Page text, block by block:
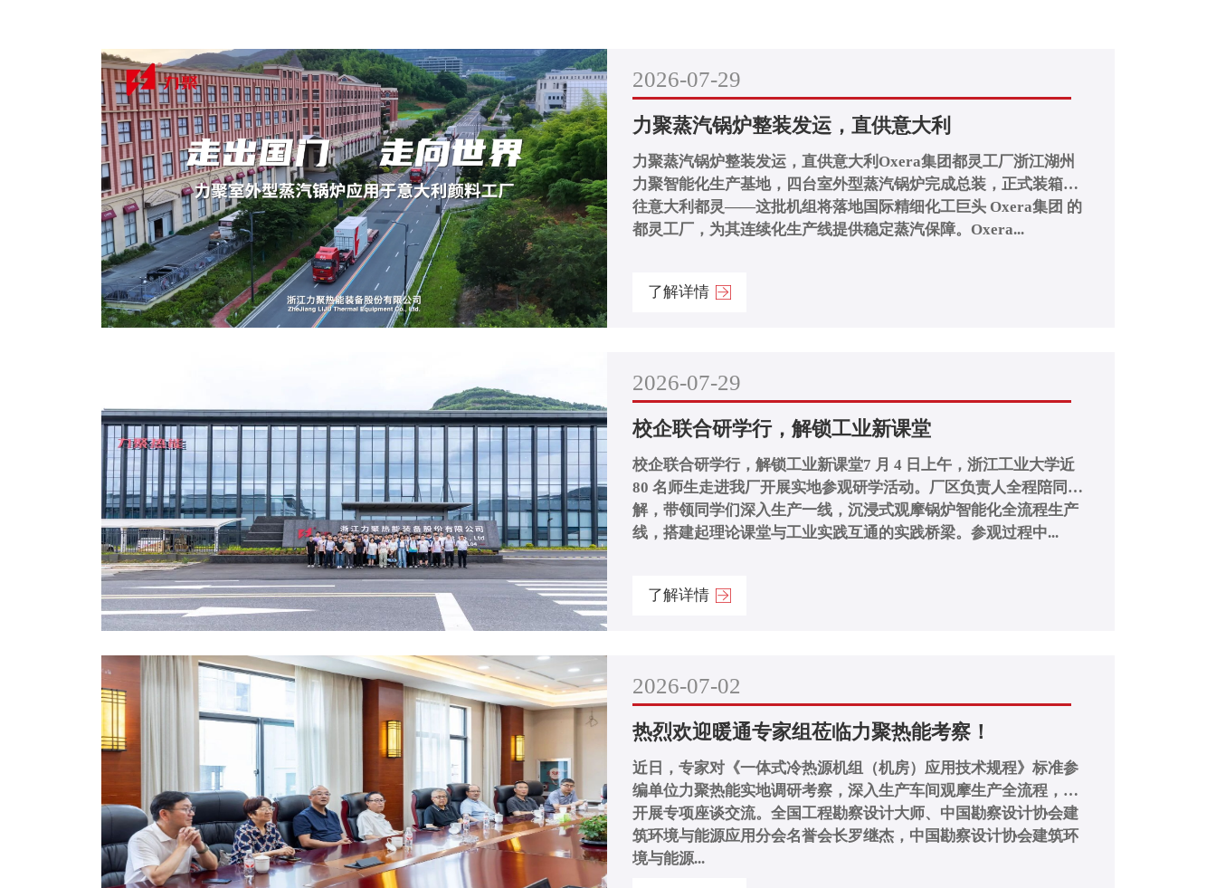
2026-07-29
力聚蒸汽锅炉整装发运，直供意大利
力聚蒸汽锅炉整装发运，直供意大利Oxera集团都灵工厂浙江湖州
力聚智能化生产基地，四台室外型蒸汽锅炉完成总装，正式装箱发
往意大利都灵——这批机组将落地国际精细化工巨头 Oxera集团 的
都灵工厂，为其连续化生产线提供稳定蒸汽保障。Oxera...
了解详情
2026-07-29
校企联合研学行，解锁工业新课堂
校企联合研学行，解锁工业新课堂7 月 4 日上午，浙江工业大学近
80 名师生走进我厂开展实地参观研学活动。厂区负责人全程陪同讲
解，带领同学们深入生产一线，沉浸式观摩锅炉智能化全流程生产
线，搭建起理论课堂与工业实践互通的实践桥梁。参观过程中...
了解详情
2026-07-02
热烈欢迎暖通专家组莅临力聚热能考察！
近日，专家对《一体式冷热源机组（机房）应用技术规程》标准参
编单位力聚热能实地调研考察，深入生产车间观摩生产全流程，并
开展专项座谈交流。全国工程勘察设计大师、中国勘察设计协会建
筑环境与能源应用分会名誉会长罗继杰，中国勘察设计协会建筑环
境与能源...